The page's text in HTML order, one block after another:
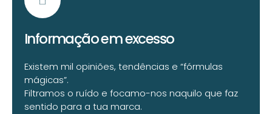
Informação em excesso
Existem mil opiniões, tendências e “fórmulas
mágicas”.
Filtramos o ruído e focamo-nos naquilo que faz
sentido para a tua marca.